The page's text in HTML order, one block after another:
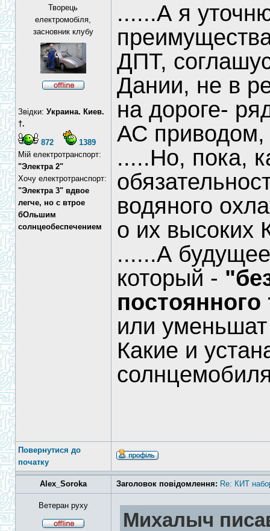
Творець
електромобіля,
засновник клубу
Звідки: Украина. Киев.
†.
872
1389
Мій електротранспорт:
"Электра 2"
Хочу електротранспорт:
"Электра 3" вдвое
легче, но с втрое
бОльшим
солнцеобеспечением
......А я
ДПТ,
Дании, не в
на дороге-
АС приводом,
.....Но, пока,
водяного
о их высоких
......А
который -
постоянного
или
Какие и
Повернутися до
початку
Alex_Soroka Заголовок повідомлення: Re: КИТ
Ветеран руху
Михалыч